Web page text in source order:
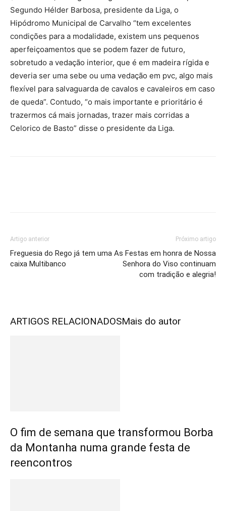
Segundo Hélder Barbosa, presidente da Liga, o
Hipódromo Municipal de Carvalho “tem excelentes
condições para a modalidade, existem uns pequenos
aperfeiçoamentos que se podem fazer de futuro,
sobretudo a vedação interior, que é em madeira rígida e
deveria ser uma sebe ou uma vedação em pvc, algo mais
flexível para salvaguarda de cavalos e cavaleiros em caso
de queda”. Contudo, “o mais importante e prioritário é
trazermos cá mais jornadas, trazer mais corridas a
Celorico de Basto” disse o presidente da Liga.
Artigo anterior
Freguesia do Rego já tem uma
caixa Multibanco
Próximo artigo
As Festas em honra de Nossa
Senhora do Viso continuam
com tradição e alegria!
ARTIGOS RELACIONADOSMais do autor
O fim de semana que transformou Borba
da Montanha numa grande festa de
reencontros